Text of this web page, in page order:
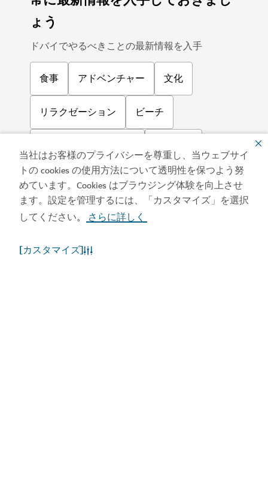
当社はお客様のプライバシーを尊重し、当ウェブサイ
トの cookies の使用方法について透明性を保つよう努
めています。Cookies はブラウジング体験を向上させ
ます。設定を管理するには、「カスタマイズ」を選択
してください。 さらに詳しく
[カスタマイズ]
ょう
ドバイでやるべきことの最新情報を入手
食事 アドベンチャー 文化
リラクゼーション ビーチ
ショッピング スポーツ 家族
ライフスタイル アート
コミュニティ